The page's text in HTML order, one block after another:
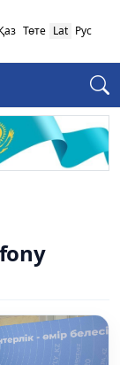
Төте Lat Рус